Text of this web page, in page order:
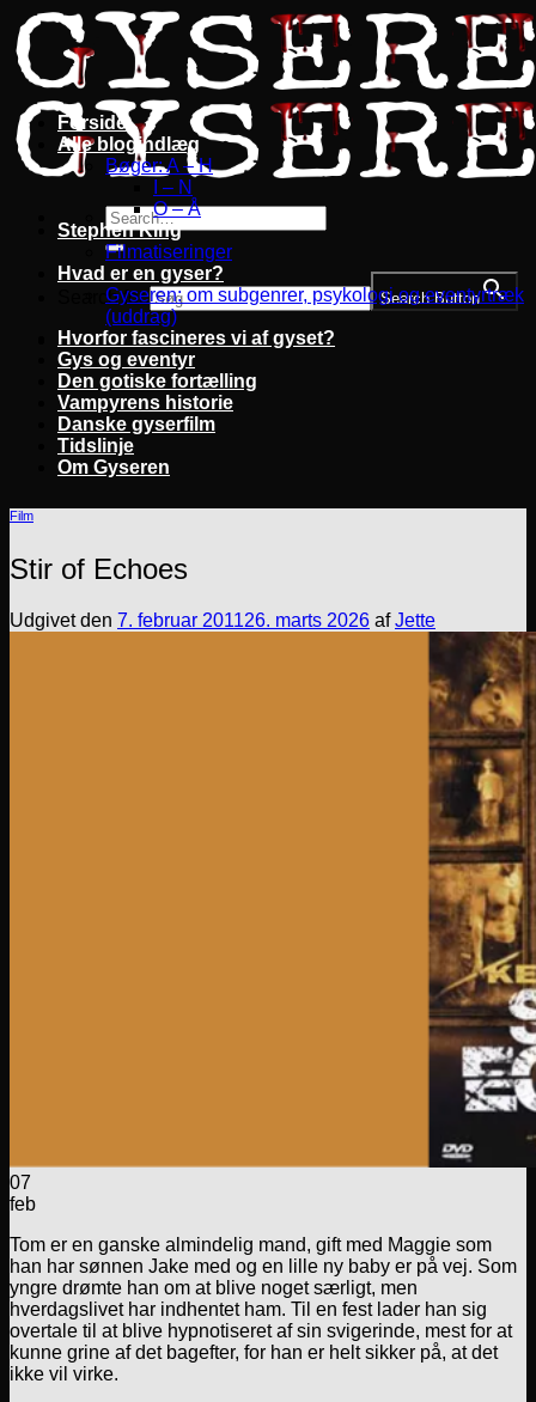
Fortsæt
til
indhold
Search for: Search Button
Forside
Alle blogindlæg
Bøger: A – H
I – N
O – Å
Stephen King
Filmatiseringer
Hvad er en gyser?
Gyseren: om subgenrer, psykologi og eventyrtræk
(uddrag)
Hvorfor fascineres vi af gyset?
Gys og eventyr
Den gotiske fortælling
Vampyrens historie
Danske gyserfilm
Tidslinje
Om Gyseren
Film
Stir of Echoes
Udgivet den 7. februar 201126. marts 2026 afJette
07
feb
Tom er en ganske almindelig mand, gift med Maggie som
han har sønnen Jake med og en lille ny baby er på vej. Som
yngre drømte han om at blive noget særligt, men
hverdagslivet har indhentet ham. Til en fest lader han sig
overtale til at blive hypnotiseret af sin svigerinde, mest for at
kunne grine af det bagefter, for han er helt sikker på, at det
ikke vil virke.